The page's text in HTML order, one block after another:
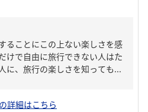
ることにこの上ない楽しさを感
けで自由に旅行できない人はた
に、旅行の楽しさを知っても...
詳細はこちら